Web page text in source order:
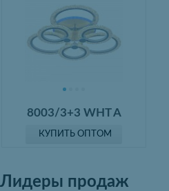
8003/3+3 WHT A
КУПИТЬ ОПТОМ
Лидеры продаж